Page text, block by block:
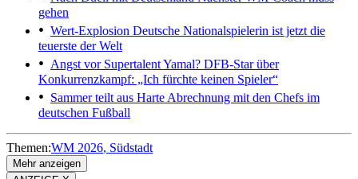
gehen
Wert-Explosion Deutsche Nationalspielerin ist jetzt die
teuerste der Welt
Angst vor Supertalent Yamal? DFB-Star über
Konkurrenzkampf: „Ich fürchte keinen Spieler“
Sammer teilt aus Harte Abrechnung mit den Chefs im
deutschen Fußball
Themen:WM 2026 Südstadt
Mehr anzeigen